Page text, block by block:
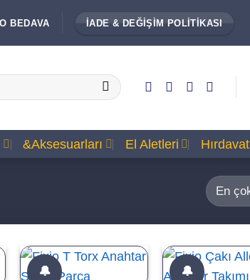
BEDAVA İADE & DEĞİŞİM POLİTİKASI
&Aksesuarları El Aletleri Hırdavat
🔔 🔔